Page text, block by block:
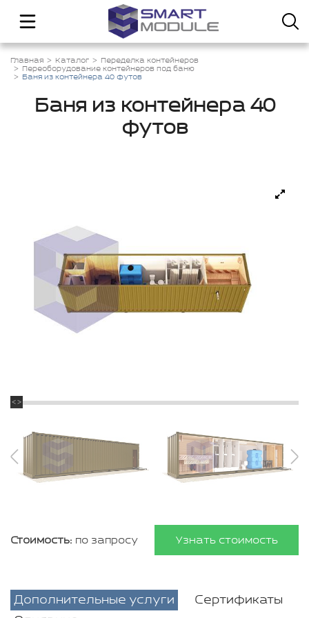
Главная Каталог
Переделка контейнеров
Переоборудование контейнеров под баню
Баня из контейнера 40 футов
Баня из контейнера 40
футов
Стоимость: по запросу Узнать стоимость
Дополнительные услуги
Сертификаты